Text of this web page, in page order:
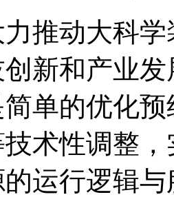
推动大科
新和产业
单的优化
术性调整
运行逻辑